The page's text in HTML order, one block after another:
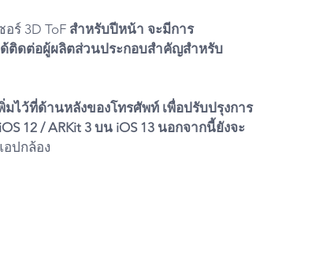
ร์ 3D ToF สำหรับปีหน้า จะมีการ
ด้ติดต่อผู้ผลิตส่วนประกอบสำคัญสำหรับ
มไว้ที่ด้านหลังของโทรศัพท์ เพื่อปรับปรุงการ
12 / ARKit 3 บน iOS 13 นอกจากนี้ยังจะ
อปกล้อง